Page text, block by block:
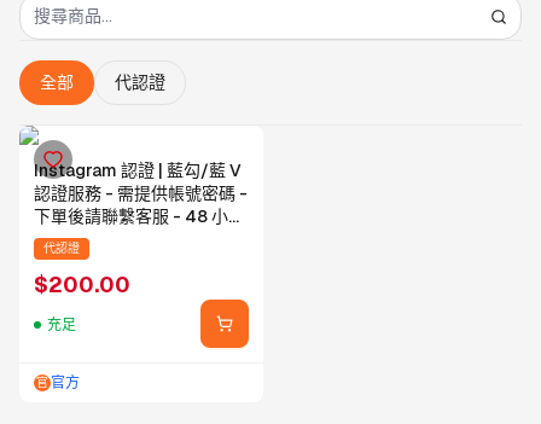
全部 代認證
Instagram 認證 | 藍勾/藍 V
認證服務 - 需提供帳號密碼 -
下單後請聯繫客服 - 48 小時
內完成
代認證
$200.00
充足
官官方